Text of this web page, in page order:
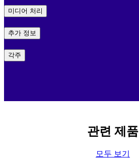
미디어 처리
추가 정보
각주
관련 제품
모두 보기